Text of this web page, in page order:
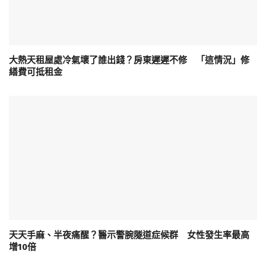
大熱天租屋處冷氣壞了誰出錢？房東遲遲不修 「這情況」修
繕費可抵租金
天天手麻、半夜痛醒？醫示警腕隧道症候群 女性發生率最高
增10倍